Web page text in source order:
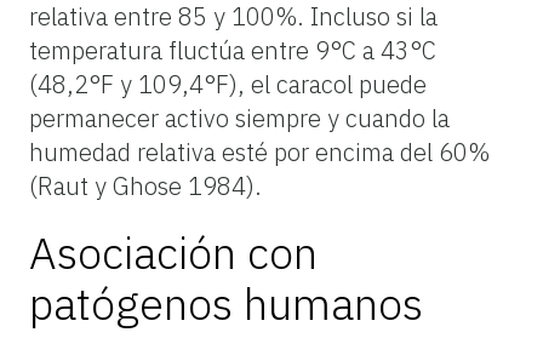
relativa entre 85 y 100%. Incluso si la
temperatura fluctúa entre 9°C a 43°C
(48,2°F y 109,4°F), el caracol puede
permanecer activo siempre y cuando la
humedad relativa esté por encima del 60%
(Raut y Ghose 1984).
Asociación con
patógenos humanos